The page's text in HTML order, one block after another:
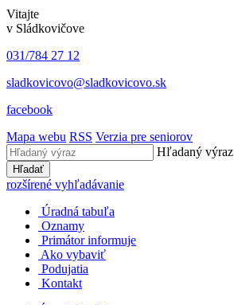
Vitajte
v Sládkovičove
031/784 27 12
sladkovicovo@sladkovicovo.sk
facebook
Mapa webu RSS Verzia pre seniorov
Hľadaný výraz
Hľadať
rozšírené vyhľadávanie
Úradná tabuľa
Oznamy
Primátor informuje
Ako vybaviť
Podujatia
Kontakt